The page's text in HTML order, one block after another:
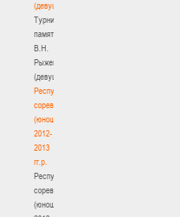
(девушки)
Турнир
памяти
В.Н.
Рыженкова
(девушки)
Республиканские
соревнования
(юноши)
2012-
2013
гг.р.
Республиканские
соревнования
(юноши)